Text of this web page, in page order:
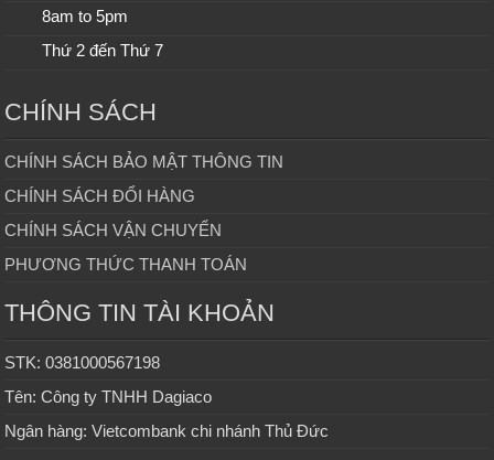
8am to 5pm
Thứ 2 đến Thứ 7
CHÍNH SÁCH
CHÍNH SÁCH BẢO MẬT THÔNG TIN
CHÍNH SÁCH ĐỔI HÀNG
CHÍNH SÁCH VẬN CHUYỂN
PHƯƠNG THỨC THANH TOÁN
THÔNG TIN TÀI KHOẢN
STK: 0381000567198
Tên: Công ty TNHH Dagiaco
Ngân hàng: Vietcombank chi nhánh Thủ Đức